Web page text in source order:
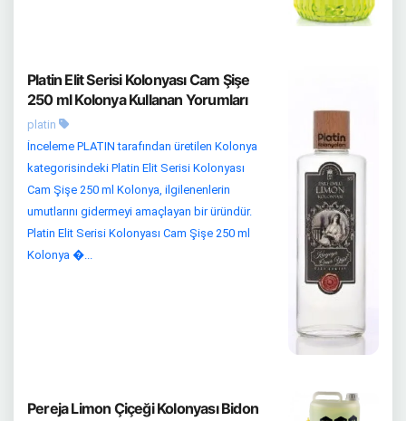
Platin Elit Serisi Kolonyası Cam Şişe
250 ml Kolonya Kullanan Yorumları
platin
İnceleme PLATIN tarafından üretilen Kolonya
kategorisindeki Platin Elit Serisi Kolonyası
Cam Şişe 250 ml Kolonya, ilgilenenlerin
umutlarını gidermeyi amaçlayan bir üründür.
Platin Elit Serisi Kolonyası Cam Şişe 250 ml
Kolonya �...
Pereja Limon Çiçeği Kolonyası Bidon